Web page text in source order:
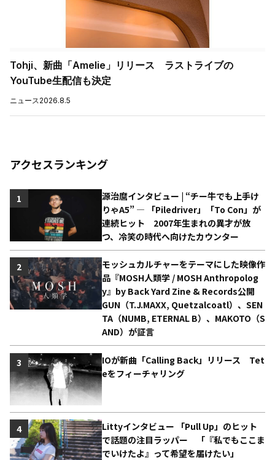
Tohji、新曲「Amelie」リリース ラストライブの
YouTube生配信も決定
ニュース 2026.8.5
アクセスランキング
源治麿インタビュー | “チー牛でも上手け
りゃA5” ― 「Piledriver」「To Con」が
連続ヒット 2007年生まれの異才が放
つ、冷笑の時代へ向けたカウンター
1
モッシュカルチャーをテーマにした映像作
品『MOSH人類学 / MOSH Anthropolog
y』by Back Yard Zine & Records公開
GUN（T.J.MAXX, Quetzalcoatl）、SEN
TA（NUMB, ETERNAL B）、MAKOTO（S
AND）が証言
2
IOが新曲「Calling Back」リリース Tet
eをフィーチャリング
3
Littyインタビュー 「Pull Up」のヒット
で話題の注目ラッパー 「『私でもここま
でいけたよ』って希望を届けたい」
4